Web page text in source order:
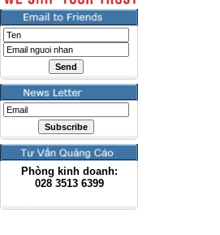
Phòng kinh doanh:
028 3513 6399